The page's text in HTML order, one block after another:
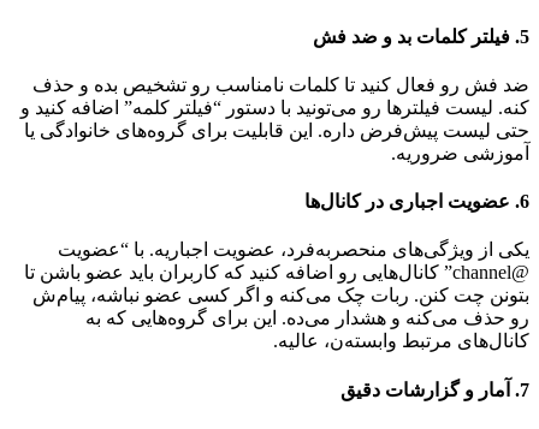
5. فیلتر کلمات بد و ضد فش
ضد فش رو فعال کنید تا کلمات نامناسب رو تشخیص بده و حذف
کنه. لیست فیلترها رو می‌تونید با دستور “فیلتر کلمه” اضافه کنید و
حتی لیست پیش‌فرض داره. این قابلیت برای گروه‌های خانوادگی یا
آموزشی ضروریه.
6. عضویت اجباری در کانال‌ها
یکی از ویژگی‌های منحصربه‌فرد، عضویت اجباریه. با “عضویت
@channel” کانال‌هایی رو اضافه کنید که کاربران باید عضو باشن تا
بتونن چت کنن. ربات چک می‌کنه و اگر کسی عضو نباشه، پیام‌ش
رو حذف می‌کنه و هشدار می‌ده. این برای گروه‌هایی که به
کانال‌های مرتبط وابسته‌ن، عالیه.
7. آمار و گزارشات دقیق